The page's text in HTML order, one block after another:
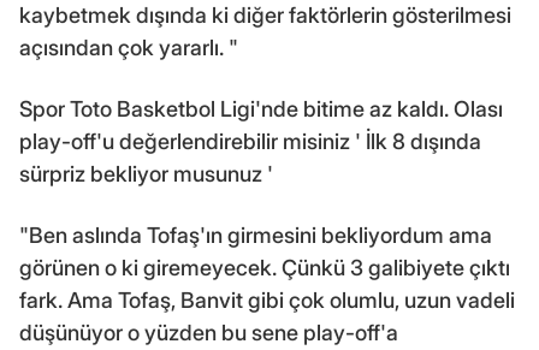
kaybetmek dışında ki diğer faktörlerin gösterilmesi
açısından çok yararlı. "
Spor Toto Basketbol Ligi'nde bitime az kaldı. Olası
play-off'u değerlendirebilir misiniz ' İlk 8 dışında
sürpriz bekliyor musunuz '
"Ben aslında Tofaş'ın girmesini bekliyordum ama
görünen o ki giremeyecek. Çünkü 3 galibiyete çıktı
fark. Ama Tofaş, Banvit gibi çok olumlu, uzun vadeli
düşünüyor o yüzden bu sene play-off'a